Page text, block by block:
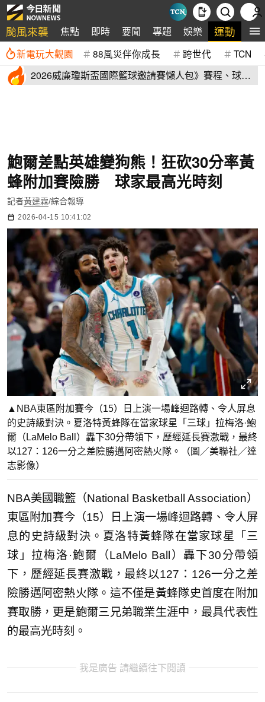
颱風來襲 焦點 即時 要聞 專題 娛樂 運動 全
新電玩大觀園 88風災伴你成長 跨世代 TCN
2026威廉瓊斯盃國際籃球邀請賽懶人包》賽程、球員
鮑爾差點英雄變狗熊！狂砍30分率黃
蜂附加賽險勝 球家最高光時刻
記者黃建霖/綜合報導
2026-04-15 10:41:02
▲NBA東區附加賽今（15）日上演一場峰迴路轉、令人屏息
的史詩級對決。夏洛特黃蜂隊在當家球星「三球」拉梅洛·鮑
爾（LaMelo Ball）轟下30分帶領下，歷經延長賽激戰，最終
以127：126一分之差險勝邁阿密熱火隊。（圖／美聯社／達
志影像）
NBA美國職籃（National Basketball Association）
東區附加賽今（15）日上演一場峰迴路轉、令人屏
息的史詩級對決。夏洛特黃蜂隊在當家球星「三
球」拉梅洛·鮑爾（LaMelo Ball）轟下30分帶領
下，歷經延長賽激戰，最終以127：126一分之差
險勝邁阿密熱火隊。這不僅是黃蜂隊史首度在附加
賽取勝，更是鮑爾三兄弟職業生涯中，最具代表性
的最高光時刻。
我是廣告 請繼續往下閱讀